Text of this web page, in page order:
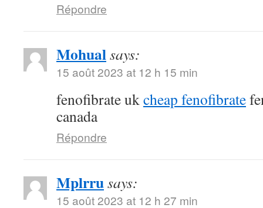
Répondre
Mohualsays:
15 août 2023 at 12 h 15 min
fenofibrate ukcheap fenofibrate
canada
Répondre
Mplrrusays:
15 août 2023 at 12 h 27 min